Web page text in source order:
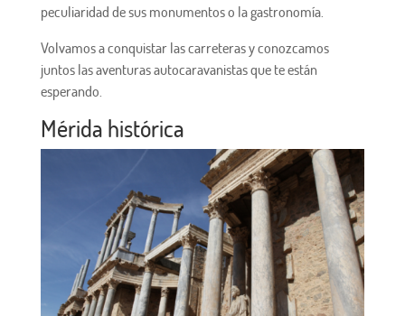
peculiaridad de sus monumentos o la gastronomía.
Volvamos a conquistar las carreteras y conozcamos
juntos las aventuras autocaravanistas que te están
esperando.
Mérida histórica